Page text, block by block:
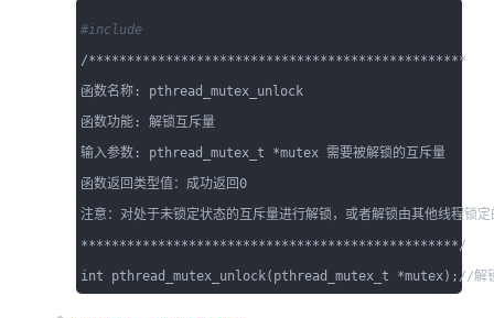
#include
/*************************************************
函数名称: pthread_mutex_unlock
函数功能: 解锁互斥量
输入参数: pthread_mutex_t *mutex 需要被解锁的互斥量
函数返回类型值：成功返回0
注意：对处于未锁定状态的互斥量进行解锁，或者解锁由其他线程锁
*************************************************/